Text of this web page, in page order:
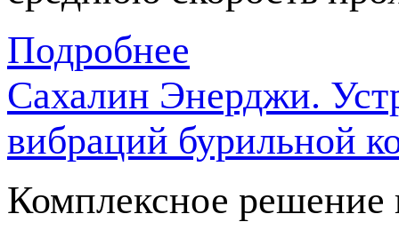
Подробнее
Сахалин Энерджи.
вибраций бурильной
Комплексное решение